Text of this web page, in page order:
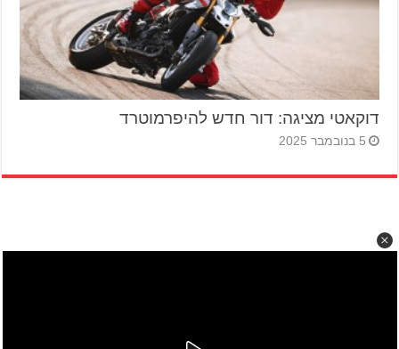
דוקאטי מציגה: דור חדש להיפרמוטרד
5 בנובמבר 2025